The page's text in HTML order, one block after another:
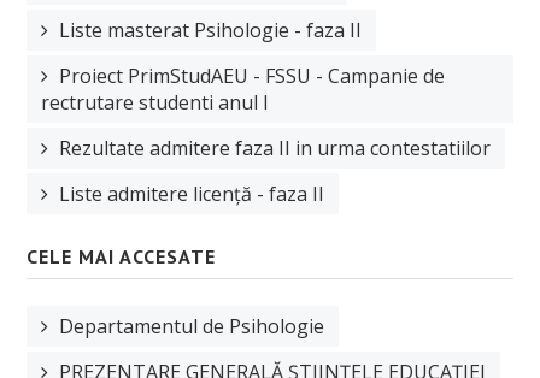
Liste masterat Psihologie - faza II
Proiect PrimStudAEU - FSSU - Campanie de
rectrutare studenti anul I
Rezultate admitere faza II in urma contestatiilor
Liste admitere licență - faza II
CELE MAI ACCESATE
Departamentul de Psihologie
PREZENTARE GENERALĂ ȘTIINȚELE EDUCAȚIEI